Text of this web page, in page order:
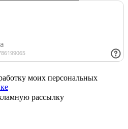
моих персональных
рассылку